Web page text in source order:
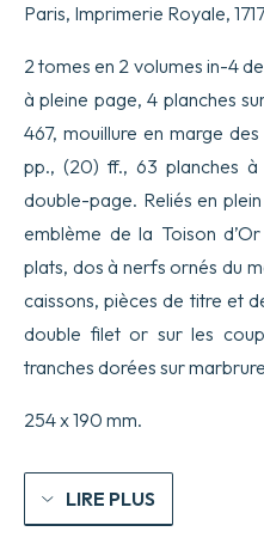
fait
ordre
Roy,
contenant
l’Histoire
ancienne
et
moderne
plusieurs
Isles
l’Archipel,
de
Côtes
la
Noire,
de
Paris, Imprimerie Royale,
2 tomes en 2 volumes in-4
à pleine page, 4 planches
467, mouillure en marge
pp., (20) ff., 63 planches
double-page. Reliés en
emblème de la Toison
plats, dos à nerfs ornés du
caissons, pièces de titre et
double filet or sur les
tranches dorées sur
254 x 190 mm.
LIRE PLUS